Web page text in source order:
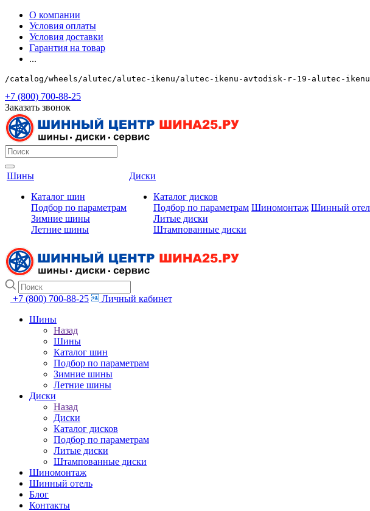
О компании
Условия оплаты
Условия доставки
Гарантия на товар
...
/catalog/wheels/alutec/alutec-ikenu/alutec-ikenu-avtodisk-r-19-alutec-
+7 (800) 700-88-25
Заказать звонок
Шины
Каталог шин
Подбор по параметрам
Зимние шины
Летние шины
Диски
Каталог дисков
Подбор по параметрам
Литые диски
Штампованные диски
Шиномонтаж Шинный
+7 (800) 700-88-25
Личный кабинет
Шины
Назад
Шины
Каталог шин
Подбор по параметрам
Зимние шины
Летние шины
Диски
Назад
Диски
Каталог дисков
Подбор по параметрам
Литые диски
Штампованные диски
Шиномонтаж
Шинный отель
Блог
Контакты